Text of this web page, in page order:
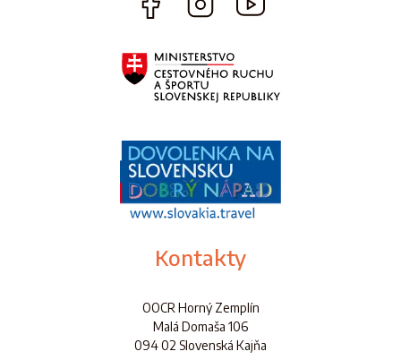
Kontakty
OOCR Horný Zemplín
Malá Domaša 106
094 02 Slovenská Kajňa